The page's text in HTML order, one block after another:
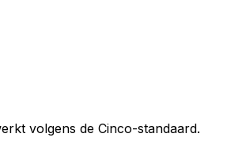
volgens de Cinco-standaard.